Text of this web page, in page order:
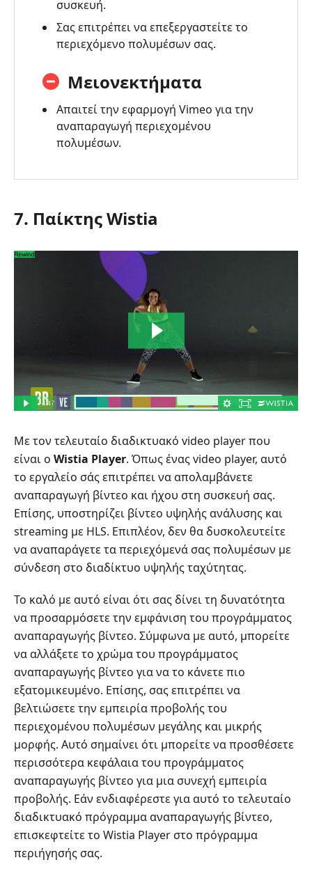
συσκευή.
Σας επιτρέπει να επεξεργαστείτε το
περιεχόμενο πολυμέσων σας.
Μειονεκτήματα
Απαιτεί την εφαρμογή Vimeo για την
αναπαραγωγή περιεχομένου
πολυμέσων.
7. Παίκτης Wistia
Με τον τελευταίο διαδικτυακό video player που
είναι ο Wistia Player. Όπως ένας video player, αυτό
το εργαλείο σάς επιτρέπει να απολαμβάνετε
αναπαραγωγή βίντεο και ήχου στη συσκευή σας.
Επίσης, υποστηρίζει βίντεο υψηλής ανάλυσης και
streaming με HLS. Επιπλέον, δεν θα δυσκολευτείτε
να αναπαράγετε τα περιεχόμενά σας πολυμέσων με
σύνδεση στο διαδίκτυο υψηλής ταχύτητας.
Το καλό με αυτό είναι ότι σας δίνει τη δυνατότητα
να προσαρμόσετε την εμφάνιση του προγράμματος
αναπαραγωγής βίντεο. Σύμφωνα με αυτό, μπορείτε
να αλλάξετε το χρώμα του προγράμματος
αναπαραγωγής βίντεο για να το κάνετε πιο
εξατομικευμένο. Επίσης, σας επιτρέπει να
βελτιώσετε την εμπειρία προβολής του
περιεχομένου πολυμέσων μεγάλης και μικρής
μορφής. Αυτό σημαίνει ότι μπορείτε να προσθέσετε
περισσότερα κεφάλαια του προγράμματος
αναπαραγωγής βίντεο για μια συνεχή εμπειρία
προβολής. Εάν ενδιαφέρεστε για αυτό το τελευταίο
διαδικτυακό πρόγραμμα αναπαραγωγής βίντεο,
επισκεφτείτε το Wistia Player στο πρόγραμμα
περιήγησής σας.